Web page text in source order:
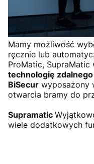
Mamy możliwość
ręcznie lub
ProMatic, SupraMatic
technologię
BiSecur wyposażony
otwarcia bramy do
Supramatic
wiele dodatkowych